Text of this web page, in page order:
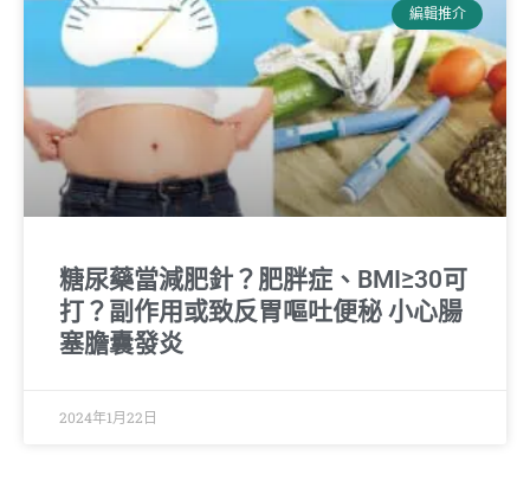
編輯推介
糖尿藥當減肥針？肥胖症、BMI≥30可
打？副作用或致反胃嘔吐便秘 小心腸
塞膽囊發炎
2024年1月22日